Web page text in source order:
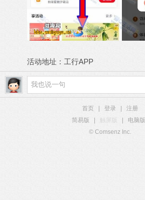
活动地址：工行APP
首页 | 登录 |
注册
简易版
| 触屏版 | 电脑版
© Comsenz Inc.